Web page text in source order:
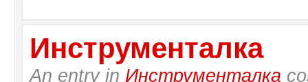
Инструменталка
An entry in Инструменталка